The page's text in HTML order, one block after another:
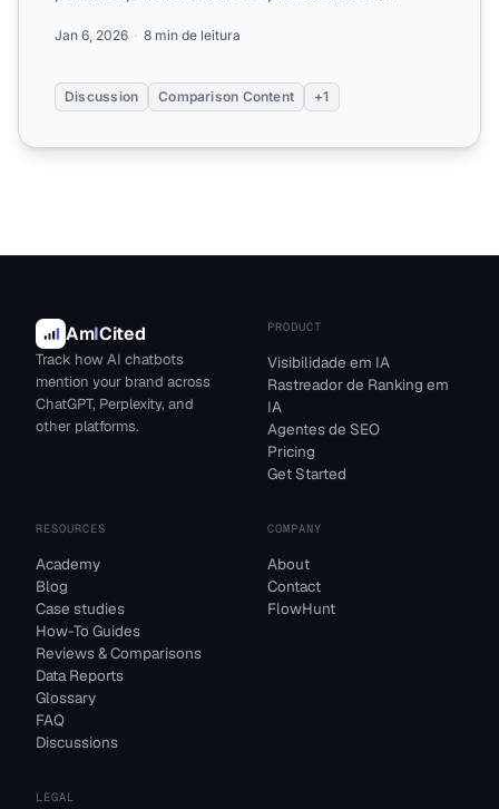
Jan 6, 2026 8 min de leitura
Discussion Comparison Content +1
AmICited
Track how AI chatbots
mention your brand across
ChatGPT, Perplexity, and
other platforms.
PRODUCT
Visibilidade em IA
Rastreador de Ranking em
IA
Agentes de SEO
Pricing
Get Started
RESOURCES
Academy
Blog
Case studies
How-To Guides
Reviews & Comparisons
Data Reports
Glossary
FAQ
Discussions
COMPANY
About
Contact
FlowHunt
LEGAL